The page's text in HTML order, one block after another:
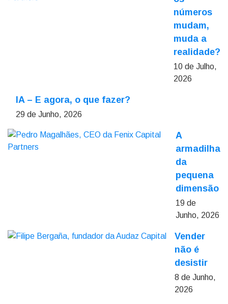
números
mudam,
muda a
realidade?
10 de Julho,
2026
IA – E agora, o que fazer?
29 de Junho, 2026
A
armadilha
da
pequena
dimensão
19 de
Junho, 2026
Vender
não é
desistir
8 de Junho,
2026